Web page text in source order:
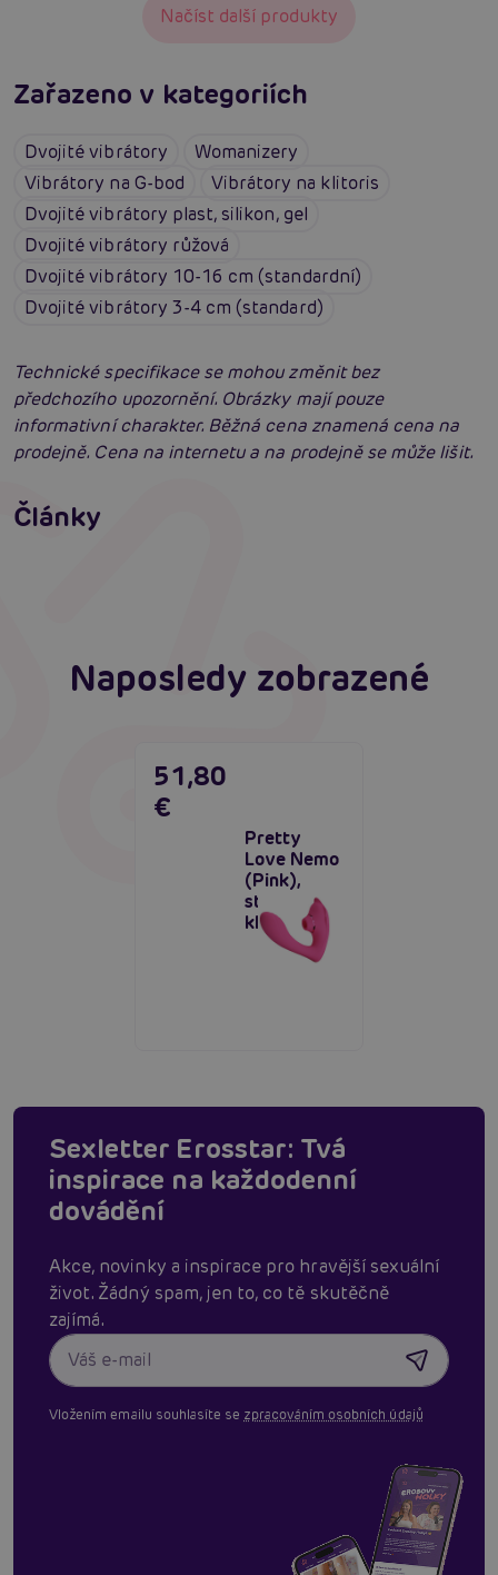
Načíst další produkty
Zařazeno v kategoriích
Dvojité vibrátory
Womanizery
Vibrátory na G-bod
Vibrátory na klitoris
Dvojité vibrátory plast, silikon, gel
Dvojité vibrátory růžová
Dvojité vibrátory 10-16 cm (standardní)
Dvojité vibrátory 3-4 cm (standard)
Technické specifikace se mohou změnit bez
předchozího upozornění. Obrázky mají pouze
informativní charakter. Běžná cena znamená cena na
prodejně. Cena na internetu a na prodejně se může lišit.
Články
vibrátor?
Číst více
Erotická inteligence: Příručka Sexiomů
Naposledy zobrazené
Pretty
Love Nemo
(Pink),
stimulátor
klitorisu
51,80
€
Sexletter Erosstar: Tvá
inspirace na každodenní
dovádění
Akce, novinky a inspirace pro hravější sexuální
život. Žádný spam, jen to, co tě skutěčně
zajímá.
Vložením emailu souhlasíte se zpracováním osobních údajů